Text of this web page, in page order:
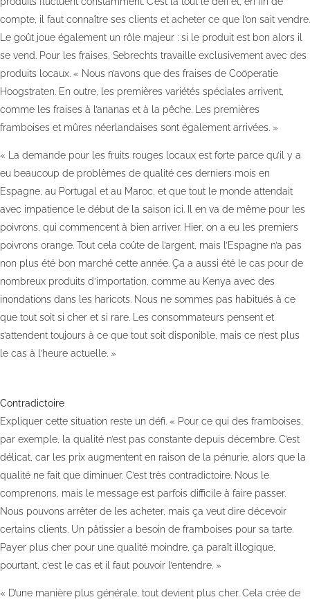
compte, il faut connaître ses clients et acheter ce que l’on sait vendre.
Le goût joue également un rôle majeur : si le produit est bon alors il
se vend. Pour les fraises, Sebrechts travaille exclusivement avec des
produits locaux. « Nous n’avons que des fraises de Coöperatie
Hoogstraten. En outre, les premières variétés spéciales arrivent,
comme les fraises à l’ananas et à la pêche. Les premières
framboises et mûres néerlandaises sont également arrivées. »
« La demande pour les fruits rouges locaux est forte parce qu’il y a
eu beaucoup de problèmes de qualité ces derniers mois en
Espagne, au Portugal et au Maroc, et que tout le monde attendait
avec impatience le début de la saison ici. Il en va de même pour les
poivrons, qui commencent à bien arriver. Hier, on a eu les premiers
poivrons orange. Tout cela coûte de l’argent, mais l’Espagne n’a pas
non plus été bon marché cette année. Ça a aussi été le cas pour de
nombreux produits d’importation, comme au Kenya avec des
inondations dans les haricots. Nous ne sommes pas habitués à ce
que tout soit si cher et si rare. Les consommateurs pensent et
s’attendent toujours à ce que tout soit disponible, mais ce n’est plus
le cas à l’heure actuelle. »
Contradictoire
Expliquer cette situation reste un défi. « Pour ce qui des framboises,
par exemple, la qualité n’est pas constante depuis décembre. C’est
délicat, car les prix augmentent en raison de la pénurie, alors que la
qualité ne fait que diminuer. C’est très contradictoire. Nous le
comprenons, mais le message est parfois difficile à faire passer.
Nous pouvons arrêter de les acheter, mais ça veut dire décevoir
certains clients. Un pâtissier a besoin de framboises pour sa tarte.
Payer plus cher pour une qualité moindre, ça paraît illogique,
pourtant, c’est le cas et il faut pouvoir l’entendre. »
« D’une manière plus générale, tout devient plus cher. Cela crée de